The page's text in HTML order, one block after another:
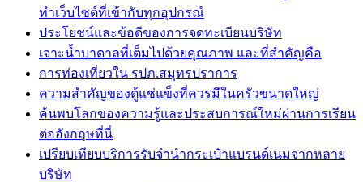
ทำเว็บไซต์ที่เข้ากับทุกอุปกรณ์
ประโยชน์และข้อดีของการจดทะเบียนบริษัท
เจาะน้ำบาดาลที่เต็มไปด้วยคุณภาพ และที่สำคัญคือ
การท่องเที่ยวใน รปภ.สมุทรปราการ
ความสำคัญของตู้แช่แข็งที่ควรมีในครัวขนาดใหญ่
ค้นพบโลกของความรู้และประสบการณ์ใหม่ผ่านการเรียน
ต่ออังกฤษที่นี่
เปรียบเทียบบริการรับจำนำกระเป๋าแบรนด์เนมจากหลาย
บริษัท